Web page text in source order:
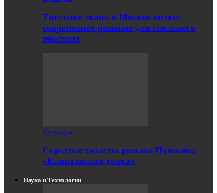
Тиснение ткани в Москве оптом:
современное решение для стильного
текстиля
Культура
Скрытые смыслы романа Пушкина
«Капитанская дочка»
Наука и Технологии